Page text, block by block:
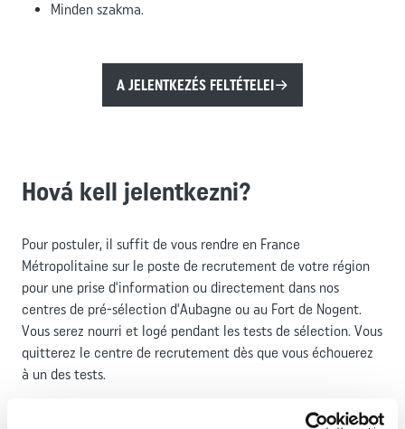
Minden szakma.
A JELENTKEZÉS FELTÉTELEI
Hová kell jelentkezni?
Pour postuler, il suffit de vous rendre en France
Métropolitaine sur le poste de recrutement de votre région
pour une prise d'information ou directement dans nos
centres de pré-sélection d'Aubagne ou au Fort de Nogent.
Vous serez nourri et logé pendant les tests de sélection. Vous
quitterez le centre de recrutement dès que vous échouerez
à un des tests.
Jelentkezni Franciaországban, a régióban található toborzási